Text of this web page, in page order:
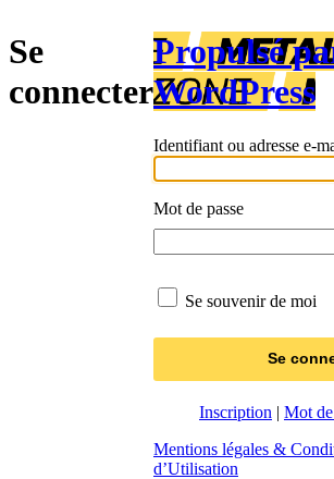
Se
connecter
Propulsé
WordPress
Identifiant ou adresse e-
Mot de passe
Se souvenir de moi
Inscription | Mot
Mentions légales &
d’Utilisation